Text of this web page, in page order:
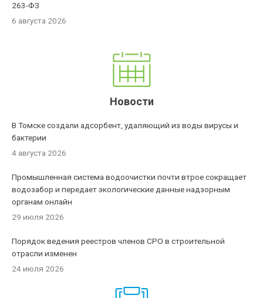
263-ФЗ
6 августа 2026
Новости
В Томске создали адсорбент, удаляющий из воды вирусы и
бактерии
4 августа 2026
Промышленная система водоочистки почти втрое сокращает
водозабор и передает экологические данные надзорным
органам онлайн
29 июля 2026
Порядок ведения реестров членов СРО в строительной
отрасли изменен
24 июля 2026